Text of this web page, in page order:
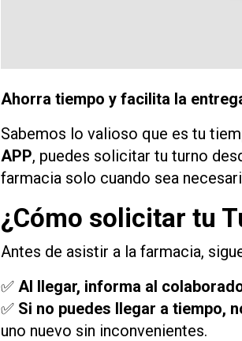
Ahorra tiempo y facilita la
Sabemos lo valioso que es tu
APP, puedes solicitar tu turno
farmacia solo cuando sea
¿Cómo solicitar tu
Antes de asistir a la farmacia,
✅ Al llegar, informa al
✅ Si no puedes llegar a tiempo,
uno nuevo sin inconvenientes.